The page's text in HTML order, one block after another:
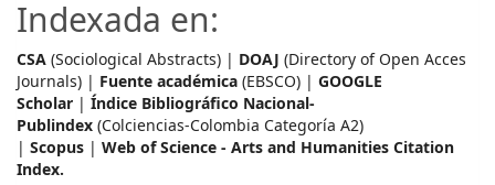
Indexada en:
CSA (Sociological Abstracts) | DOAJ (Directory of Open Acces
Journals) | Fuente académica (EBSCO) | GOOGLE
Scholar | Índice Bibliográfico Nacional-
Publindex (Colciencias-Colombia Categoría A2)
| Scopus | Web of Science - Arts and Humanities Citation
Index.